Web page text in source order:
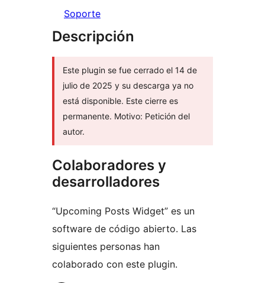
Soporte
Descripción
Este plugin se fue cerrado el 14 de
julio de 2025 y su descarga ya no
está disponible. Este cierre es
permanente. Motivo: Petición del
autor.
Colaboradores y
desarrolladores
“Upcoming Posts Widget” es un
software de código abierto. Las
siguientes personas han
colaborado con este plugin.